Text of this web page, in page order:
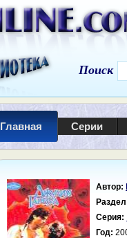
Поиск
Главная Серии
Автор:
Серия:
Год: